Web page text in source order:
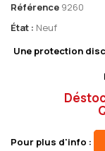
Référence 9260
État : Neuf
Une protection
Pour plus d'info :